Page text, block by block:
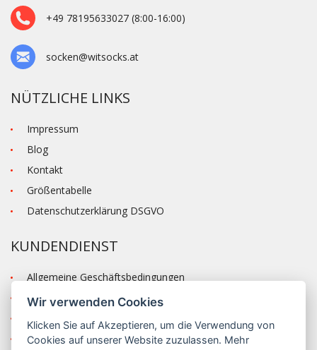
+49 78195633027 (8:00-16:00)
socken@witsocks.at
NÜTZLICHE LINKS
Impressum
Blog
Kontakt
Größentabelle
Datenschutzerklärung DSGVO
KUNDENDIENST
Allgemeine Geschäftsbedingungen
Versand und Zahlung
Reklamation
Anmelden
Wir verwenden Cookies
Klicken Sie auf Akzeptieren, um die Verwendung von
Cookies auf unserer Website zuzulassen. Mehr